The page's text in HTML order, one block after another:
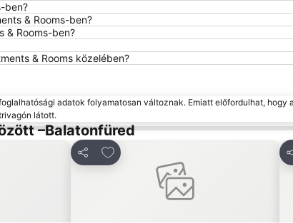
ben?
& Rooms-ben?
& Rooms-ben?
& Rooms közelében?
adatok folyamatosan változnak. Emiatt előfordulhat, hogy
látott.
–Balatonfüred
Megosztás
Hozzáadás a kedvencekhez